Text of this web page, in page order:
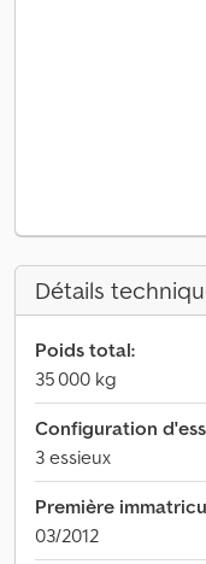
Détails
Poids total:
35 000 kg
Configuration
3 essieux
Première
03/2012